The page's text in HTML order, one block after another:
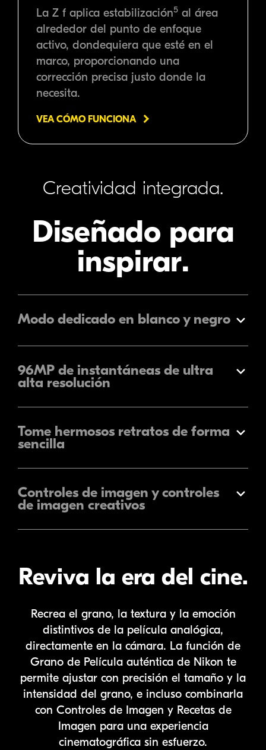
La Z f aplica estabilización5 al área
alrededor del punto de enfoque
activo, dondequiera que esté en el
marco, proporcionando una
corrección precisa justo donde la
necesita.
VEA CÓMO FUNCIONA
Creatividad integrada.
Diseñado para
inspirar.
Expandir
Modo dedicado en blanco y negro
Expandir
96MP de instantáneas de ultra
alta resolución
Expandir
Tome hermosos retratos de forma
sencilla
Expandir
Controles de imagen y controles
de imagen creativos
Reviva la era del cine.
Recrea el grano, la textura y la emoción
distintivos de la película analógica,
directamente en la cámara. La función de
Grano de Película auténtica de Nikon te
permite ajustar con precisión el tamaño y la
intensidad del grano, e incluso combinarla
con Controles de Imagen y Recetas de
Imagen para una experiencia
cinematográfica sin esfuerzo.